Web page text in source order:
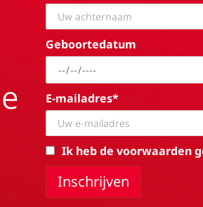
Geboortedatum
E-mailadres*
Ik heb de voorwaarden